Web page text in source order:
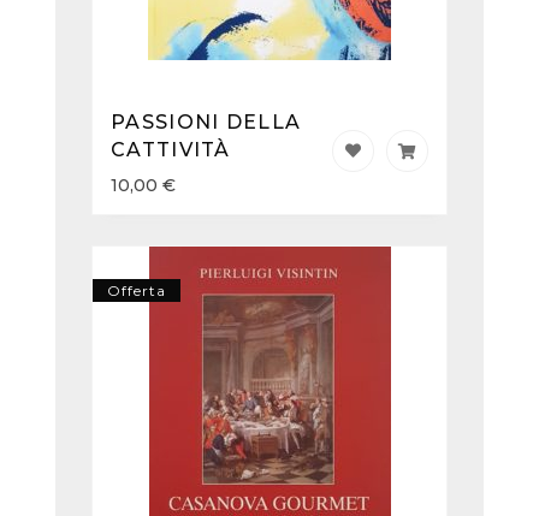
PASSIONI DELLA
CATTIVITÀ
10,00 €
Offerta